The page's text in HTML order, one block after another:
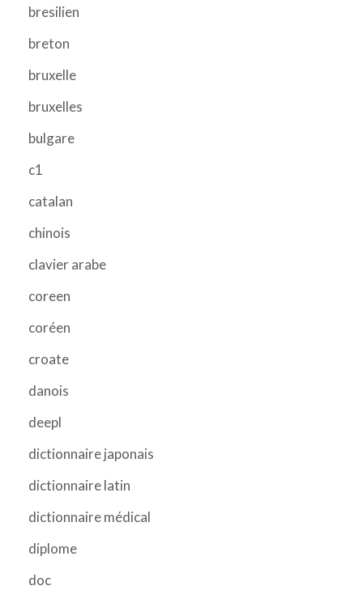
bresilien
breton
bruxelle
bruxelles
bulgare
c1
catalan
chinois
clavier arabe
coreen
coréen
croate
danois
deepl
dictionnaire japonais
dictionnaire latin
dictionnaire médical
diplome
doc